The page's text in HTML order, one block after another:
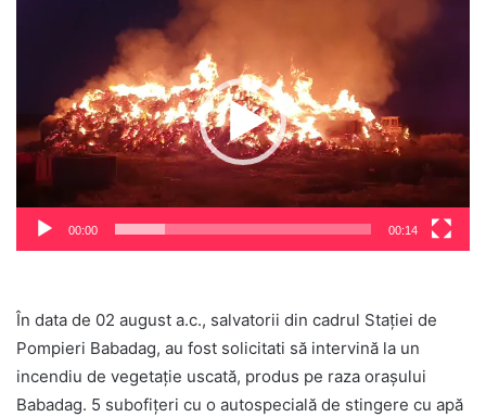
00:00 00:14
În data de 02 august a.c., salvatorii din cadrul Stației de
Pompieri Babadag, au fost solicitati să intervină la un
incendiu de vegetație uscată, produs pe raza orașului
Babadag. 5 subofițeri cu o autospecială de stingere cu apă